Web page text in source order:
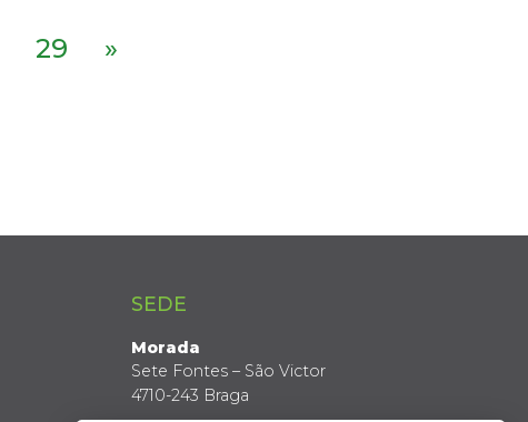
29 »
SEDE
Morada
Sete Fontes – São Victor
4710-243 Braga